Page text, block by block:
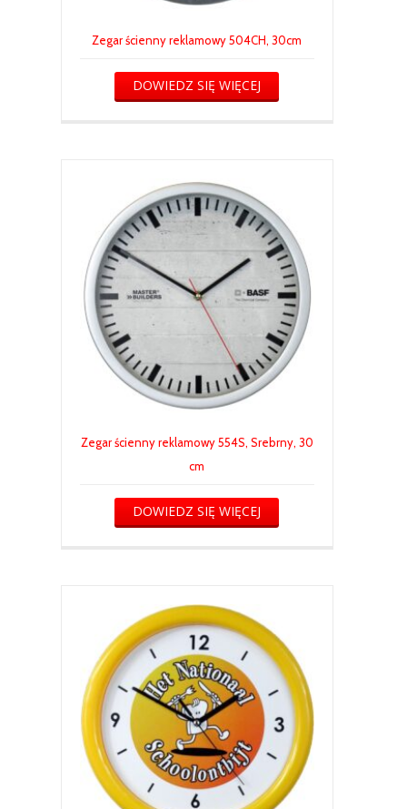
Zegar ścienny reklamowy 504CH, 30cm
DOWIEDZ SIĘ WIĘCEJ
Zegar ścienny reklamowy 554S, Srebrny, 30
cm
DOWIEDZ SIĘ WIĘCEJ